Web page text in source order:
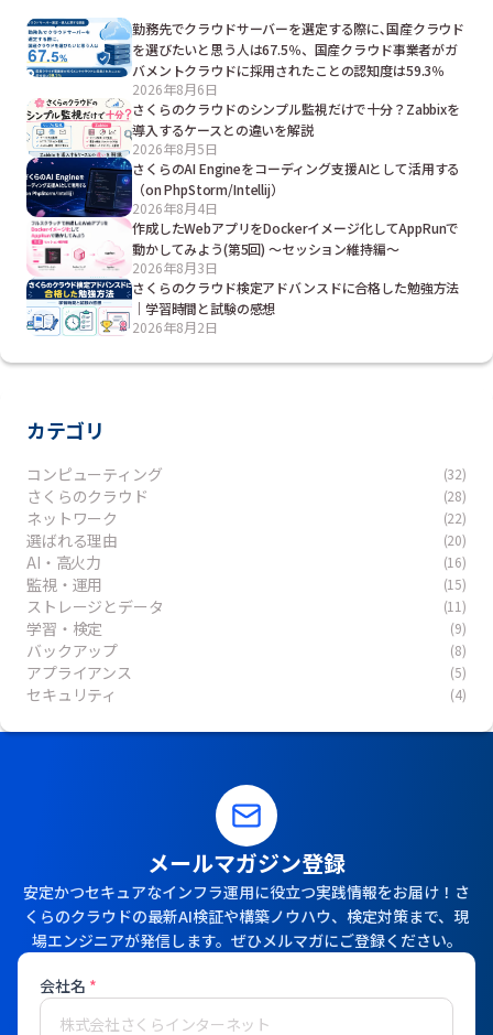
勤務先でクラウドサーバーを選定する際に､国産クラウド
を選びたいと思う人は67.5％、国産クラウド事業者がガ
バメントクラウドに採用されたことの認知度は59.3％
2026年8月6日
さくらのクラウドのシンプル監視だけで十分？Zabbixを
導入するケースとの違いを解説
2026年8月5日
さくらのAI Engineをコーディング支援AIとして活用する
（on PhpStorm/Intellij）
2026年8月4日
作成したWebアプリをDockerイメージ化してAppRunで
動かしてみよう(第5回) ～セッション維持編～
2026年8月3日
さくらのクラウド検定アドバンスドに合格した勉強方法
｜学習時間と試験の感想
2026年8月2日
カテゴリ
コンピューティング (32)
さくらのクラウド (28)
ネットワーク (22)
選ばれる理由 (20)
AI・高火力 (16)
監視・運用 (15)
ストレージとデータ (11)
学習・検定 (9)
バックアップ (8)
アプライアンス (5)
セキュリティ (4)
メールマガジン登録
安定かつセキュアなインフラ運用に役立つ実践情報をお届け！さ
くらのクラウドの最新AI検証や構築ノウハウ、検定対策まで、現
場エンジニアが発信します。ぜひメルマガにご登録ください。
会社名 *